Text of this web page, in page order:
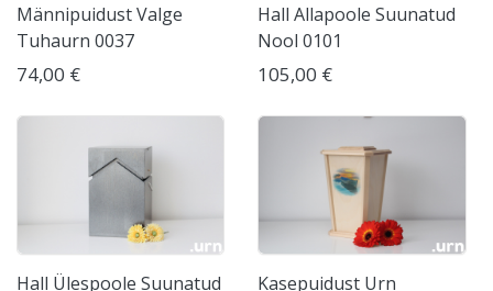
Männipuidust Valge
Tuhaurn 0037
74,00 €
Hall Allapoole Suunatud
Nool 0101
105,00 €
Hall Ülespoole Suunatud
Kasepuidust Urn